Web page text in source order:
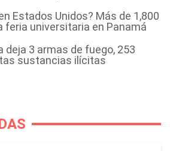
Estados Unidos? Más de 1,800
feria universitaria en Panamá
deja 3 armas de fuego, 253
sustancias ilícitas